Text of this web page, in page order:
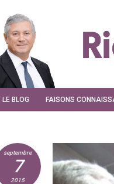
LE BLOG FAISONS
septembre
7
2015